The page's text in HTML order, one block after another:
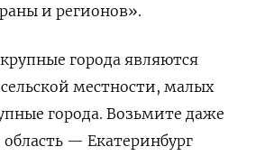
и регионов».
города являются
местности, малых
города. Возьмите даже
— Екатеринбург